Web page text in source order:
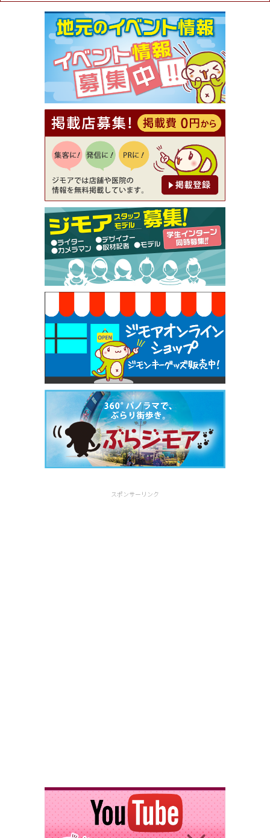
[有効期限]2026年9月30日まで
【ジモア限定①】初回割引 特価 VIO脱毛11,000円
⇒8,800円（メンズ専門ワックス脱毛サロン Mickle
（ミックル））
[有効期限]2026年9月30日
【ジモア読者特典2】コース 3,500円→3,000円（料
理5品+2時間飲み放題）（創作イタリアン Pia Cu
ore（ピアクオーレ））
[有効期限]2026年9月30日
【ジモア読者特典1】料理全品20％OFF ※18時以
降（創作イタリアン Pia Cuore（ピアクオーレ））
[有効期限]2026年9月30日
【ジモア限定②】初回割引 特価 鼻毛脱毛 半額 2,2
00円⇒1,100円（メンズ専門ワックス脱毛サロン Mi
ckle（ミックル））
[有効期限]2026年9月30日
【ジモア限定特典①】まつ毛カール 3,850円→ 2,7
50円（Premiere（プルミエール））
[有効期限]2026年9月30日
焼き餃子 一皿サービス（餃子酒場たっちゃん 西
早稲田店）
[有効期限]2026年9月30日
スポンサーリンク